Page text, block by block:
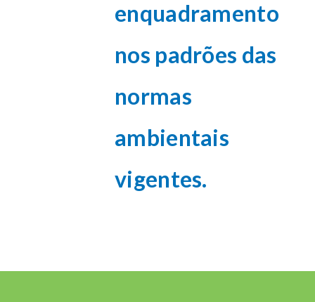
enquadramento
nos padrões das
normas
ambientais
vigentes.